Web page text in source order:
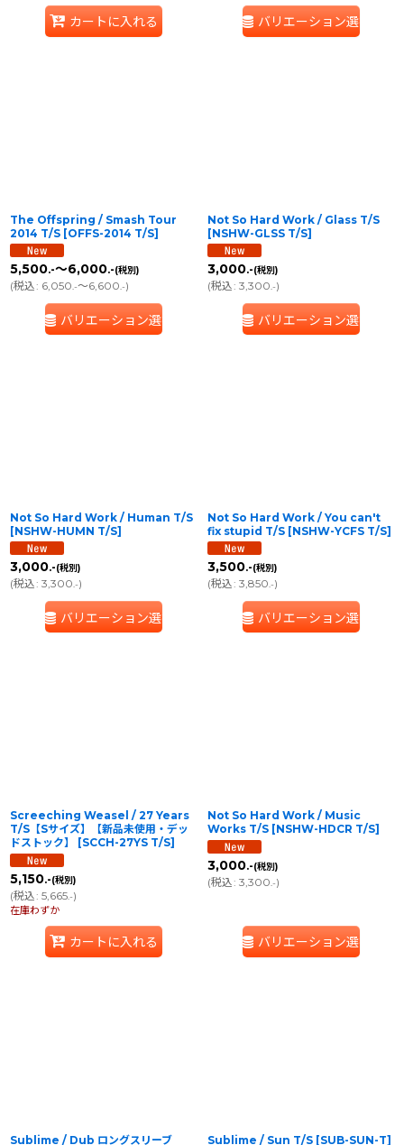
カートに入れる バリエーション選択
The Offspring / Smash Tour
2014 T/S [OFFS-2014 T/S]
5,500.-～6,000.-(税別)
(税込: 6,050.-～6,600.-)
バリエーション選択
Not So Hard Work / Glass T/S
[NSHW-GLSS T/S]
3,000.-(税別)
(税込: 3,300.-)
バリエーション選択
Not So Hard Work / Human T/S
[NSHW-HUMN T/S]
3,000.-(税別)
(税込: 3,300.-)
バリエーション選択
Not So Hard Work / You can't
fix stupid T/S [NSHW-YCFS T/S]
3,500.-(税別)
(税込: 3,850.-)
バリエーション選択
Screeching Weasel / 27 Years
T/S【Sサイズ】【新品未使用・デッ
ドストック】
[SCCH-27YS T/S]
5,150.-(税別)
(税込: 5,665.-)
在庫わずか
カートに入れる
Not So Hard Work / Music
Works T/S [NSHW-HDCR T/S]
3,000.-(税別)
(税込: 3,300 .-)
バリエーション選択
Sublime / Dub ロングスリーブ Sublime / Sun T/S [SUB-SUN-T]